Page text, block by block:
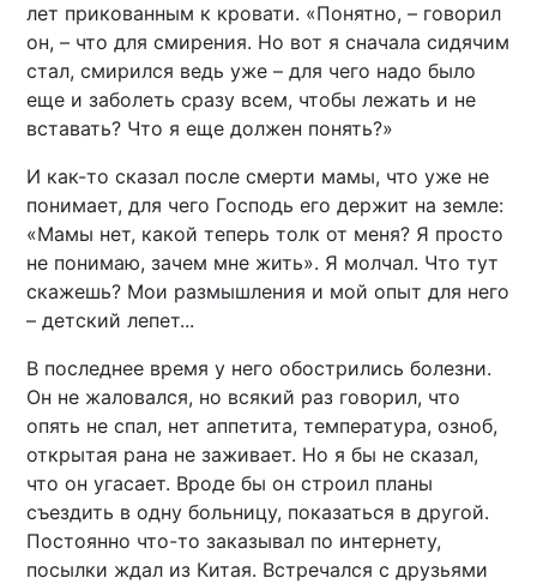
лет прикованным к кровати. «Понятно, – говорил
он, – что для смирения. Но вот я сначала сидячим
стал, смирился ведь уже – для чего надо было
еще и заболеть сразу всем, чтобы лежать и не
вставать? Что я еще должен понять?»
И как-то сказал после смерти мамы, что уже не
понимает, для чего Господь его держит на земле:
«Мамы нет, какой теперь толк от меня? Я просто
не понимаю, зачем мне жить». Я молчал. Что тут
скажешь? Мои размышления и мой опыт для него
– детский лепет...
В последнее время у него обострились болезни.
Он не жаловался, но всякий раз говорил, что
опять не спал, нет аппетита, температура, озноб,
открытая рана не заживает. Но я бы не сказал,
что он угасает. Вроде бы он строил планы
съездить в одну больницу, показаться в другой.
Постоянно что-то заказывал по интернету,
посылки ждал из Китая. Встречался с друзьями